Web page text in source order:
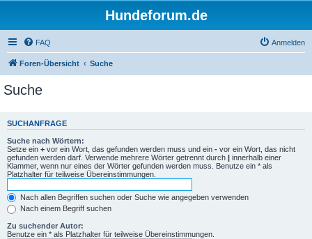
Hundeforum.de
FAQ Anmelden
Foren-Übersicht Suche
Suche
SUCHANFRAGE
Suche nach Wörtern:
Setze ein + vor ein Wort, das gefunden werden muss und ein - vor ein Wort, das nicht
gefunden werden darf. Verwende mehrere Wörter getrennt durch | innerhalb einer
Klammer, wenn nur eines der Wörter gefunden werden muss. Benutze ein * als
Platzhalter für teilweise Übereinstimmungen.
Nach allen Begriffen suchen oder Suche wie angegeben verwenden
Nach einem Begriff suchen
Zu suchender Autor:
Benutze ein * als Platzhalter für teilweise Übereinstimmungen.